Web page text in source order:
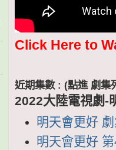
Click Here to
近期集數 : (點進 劇集
2022大陸電視劇-
明天會更好
明天會更好